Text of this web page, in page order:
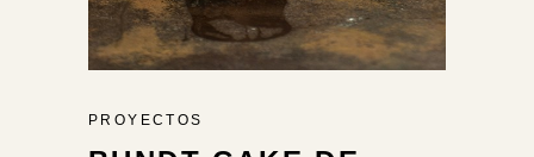
PROYECTOS